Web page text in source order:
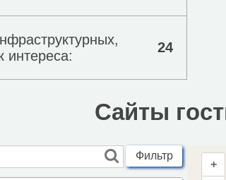
интереса:
24
Сайты
Фильтр
+